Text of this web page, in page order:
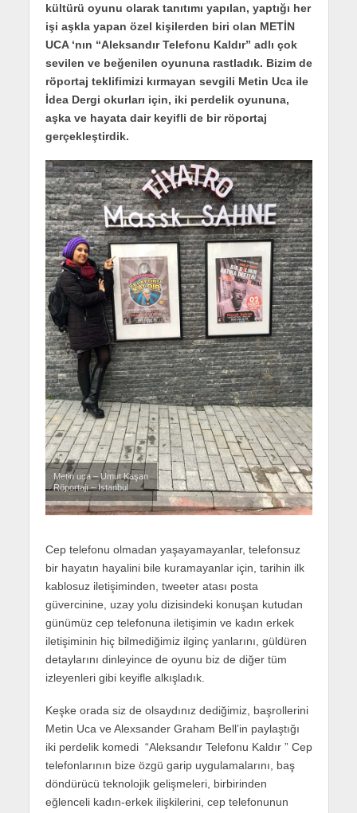
kültürü oyunu olarak tanıtımı yapılan, yaptığı her
işi aşkla yapan özel kişilerden biri olan METİN
UCA ‘nın “Aleksandır Telefonu Kaldır” adlı çok
sevilen ve beğenilen oyununa rastladık. Bizim de
röportaj teklifimizi kırmayan sevgili Metin Uca ile
İdea Dergi okurları için, iki perdelik oyununa,
aşka ve hayata dair keyifli de bir röportaj
gerçekleştirdik.
Metin uca – Umut Kaşan
Röportajı – İstanbul
Cep telefonu olmadan yaşayamayanlar, telefonsuz
bir hayatın hayalini bile kuramayanlar için, tarihin ilk
kablosuz iletişiminden, tweeter atası posta
güvercinine, uzay yolu dizisindeki konuşan kutudan
günümüz cep telefonuna iletişimin ve kadın erkek
iletişiminin hiç bilmediğimiz ilginç yanlarını, güldüren
detaylarını dinleyince de oyunu biz de diğer tüm
izleyenleri gibi keyifle alkışladık.
Keşke orada siz de olsaydınız dediğimiz, başrollerini
Metin Uca ve Alexsander Graham Bell’in paylaştığı
iki perdelik komedi “Aleksandır Telefonu Kaldır ” Cep
telefonlarının bize özgü garip uygulamalarını, baş
döndürücü teknolojik gelişmeleri, birbirinden
eğlenceli kadın-erkek ilişkilerini, cep telefonunun